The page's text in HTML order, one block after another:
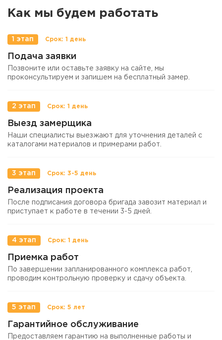
Как мы будем работать
1 этап
Подача заявки
Позвоните или оставьте заявку на сайте, мы
проконсультируем и запишем на бесплатный замер.
2 этап
Выезд замерщика
Наши специалисты выезжают для уточнения деталей с
каталогами материалов и примерами работ.
3 этап
Реализация проекта
После подписания договора бригада завозит материал и
приступает к работе в течении 3-5 дней.
4 этап
Приемка работ
По завершении запланированного комплекса работ,
проводим контрольную проверку и сдачу объекта.
5 этап
Гарантийное обслуживание
Предоставляем гарантию на выполненные работы и